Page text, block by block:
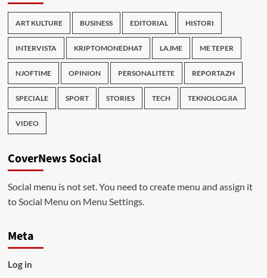
ART KULTURE BUSINESS EDITORIAL HISTORI
INTERVISTA KRIPTOMONEDHAT LAJME ME TEPER
NJOFTIME OPINION PERSONALITETE REPORTAZH
SPECIALE SPORT STORIES TECH TEKNOLOGJIA
VIDEO
CoverNews Social
Social menu is not set. You need to create menu and assign it
to Social Menu on Menu Settings.
Meta
Log in